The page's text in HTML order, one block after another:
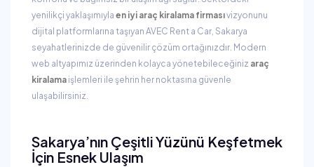
yenilikçi yaklaşımıyla en iyi araç kiralama firmasıvizyonunu
dijital platformlarına taşıyan AVEC Rent a Car, Sakarya
seyahatlerinizde de güvenilir çözüm ortağınızdır. Modern
web altyapımız üzerinden kolayca yönetebileceğiniz araç
kiralama işlemleri ile şehrin her noktasına güvenle
ulaşabilirsiniz.
Sakarya’nın Çeşitli Yüzünü Keşfetmek
İçin Esnek Ulaşım